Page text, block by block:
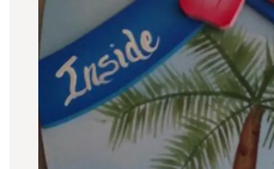
Events
Unterkunft
Mach deine